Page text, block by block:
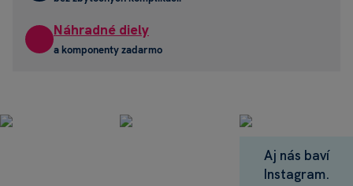
Náhradné diely
a komponenty zadarmo
Aj nás baví
Instagram.